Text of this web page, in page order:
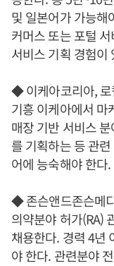
및 일본어가 가능해
커머스 또는 포털
서비스 기획 경험이
◆ 이케아코리아, 로
기흥 이케아에서 마
매장 기반 서비스
를 기획하는 등 관
어에 능숙해야 한다
◆ 존슨앤드존슨메
의약분야 허가(RA)
채용한다. 경력 4년
야 한다. 관련분야